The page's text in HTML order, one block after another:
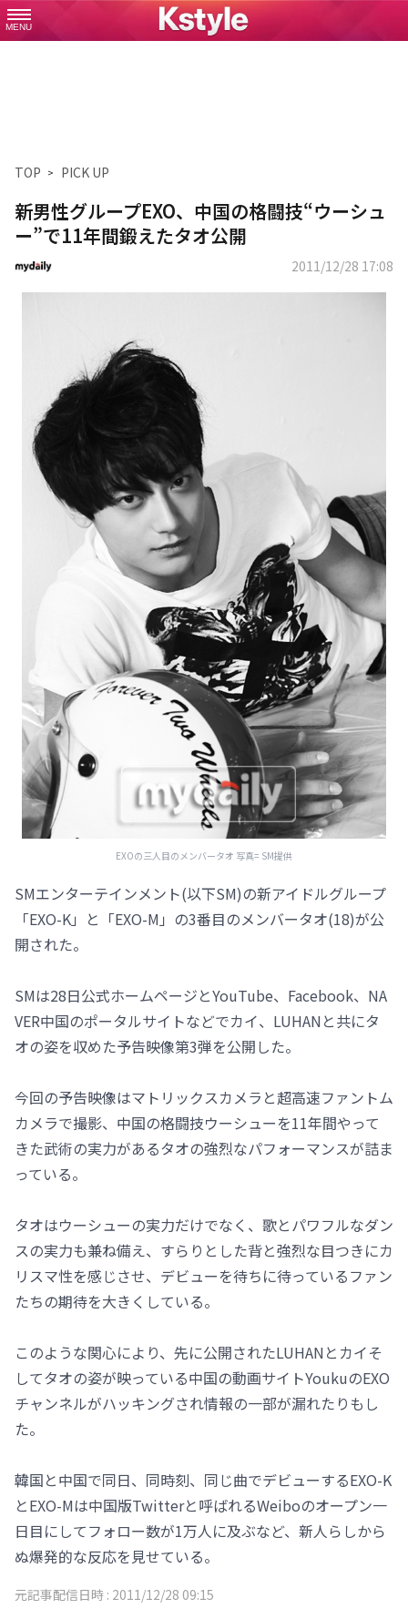
MENU
TOP PICK UP
新男性グループEXO、中国の格闘技“ウーシュ
ー”で11年間鍛えたタオ公開
2011/12/28 17:08
EXOの三人目のメンバータオ 写真= SM提供
SMエンターテインメント(以下SM)の新アイドルグループ
「EXO-K」と「EXO-M」の3番目のメンバータオ(18)が公
開された。
SMは28日公式ホームページとYouTube、Facebook、NA
VER中国のポータルサイトなどでカイ、LUHANと共にタ
オの姿を収めた予告映像第3弾を公開した。
今回の予告映像はマトリックスカメラと超高速ファントム
カメラで撮影、中国の格闘技ウーシューを11年間やって
きた武術の実力があるタオの強烈なパフォーマンスが詰ま
っている。
タオはウーシューの実力だけでなく、歌とパワフルなダン
スの実力も兼ね備え、すらりとした背と強烈な目つきにカ
リスマ性を感じさせ、デビューを待ちに待っているファン
たちの期待を大きくしている。
このような関心により、先に公開されたLUHANとカイそ
してタオの姿が映っている中国の動画サイトYoukuのEXO
チャンネルがハッキングされ情報の一部が漏れたりもし
た。
韓国と中国で同日、同時刻、同じ曲でデビューするEXO-K
とEXO-Mは中国版Twitterと呼ばれるWeiboのオープン一
日目にしてフォロー数が1万人に及ぶなど、新人らしから
ぬ爆発的な反応を見せている。
元記事配信日時 : 2011/12/28 09:15